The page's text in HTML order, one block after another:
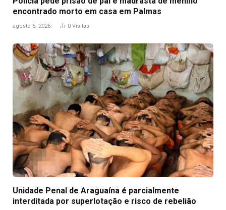
encontrado morto em casa em Palmas
agosto 5, 2026 0 Visitas
Unidade Penal de Araguaína é parcialmente
interditada por superlotação e risco de rebelião